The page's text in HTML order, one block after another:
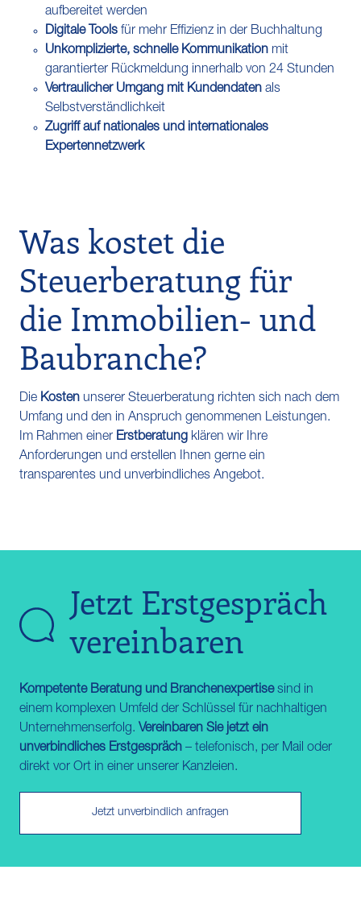
aufbereitet werden
Digitale Tools für mehr Effizienz in der Buchhaltung
Unkomplizierte, schnelle Kommunikation mit
garantierter Rückmeldung innerhalb von 24 Stunden
Vertraulicher Umgang mit Kundendaten als
Selbstverständlichkeit
Zugriff auf nationales und internationales
Expertennetzwerk
Was kostet die
Steuerberatung für
die Immobilien- und
Baubranche?
Die Kosten unserer Steuerberatung richten sich nach dem
Umfang und den in Anspruch genommenen Leistungen.
Im Rahmen einer Erstberatung klären wir Ihre
Anforderungen und erstellen Ihnen gerne ein
transparentes und unverbindliches Angebot.
Jetzt Erstgespräch
vereinbaren
Kompetente Beratung und Branchenexpertisesind in
einem komplexen Umfeld der Schlüssel für nachhaltigen
Unternehmenserfolg. Vereinbaren Sie jetzt ein
unverbindliches Erstgespräch – telefonisch, per Mail oder
direkt vor Ort in einer unserer Kanzleien.
Jetzt unverbindlich anfragen